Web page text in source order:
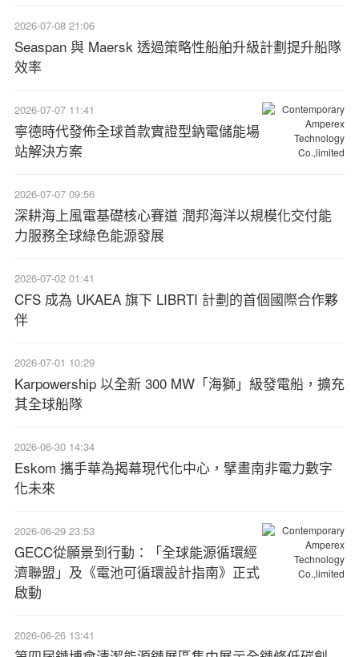
2026-07-08 21:06
Seaspan 與 Maersk 透過策略性船舶升級計劃提升船隊
效率
2026-07-07 11:41
寧德時代發佈全球首款實證型鈉電儲能場
站解決方案
2026-07-07 09:56
深耕海上風電基礎核心賽道 潤邦海洋以規模化交付能
力服務全球綠色能源發展
2026-07-02 01:41
CFS 成為 UKAEA 旗下 LIBRTI 計劃的首個國際合作夥
伴
2026-07-01 10:29
Karpowership 以全新 300 MW「海獅」級發電船，擴充
其全球船隊
2026-06-30 14:34
Eskom 攜手華為揭幕現代化中心，擘畫南非電力數字
化未來
2026-06-29 23:53
GECC從願景到行動：「全球能源循環經
濟聯盟」及《電池可循環設計指南》正式
啟動
2026-06-26 13:41